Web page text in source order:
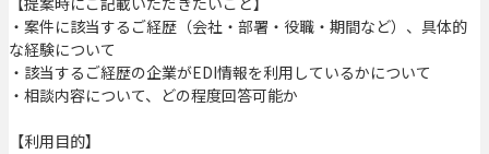
・案件に該当するご経歴（会社・部署・役職・期間など）、具体的
な経験について
・該当するご経歴の企業がEDI情報を利用しているかについて
・相談内容について、どの程度回答可能か
【利用目的】